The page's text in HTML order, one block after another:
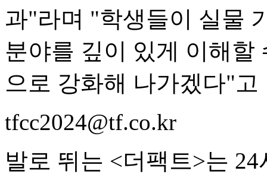
과"라며 "학생들이 실물
분야를 깊이 있게 이해할
으로 강화해 나가겠다"고
tfcc2024@tf.co.kr
발로 뛰는 <더팩트>는